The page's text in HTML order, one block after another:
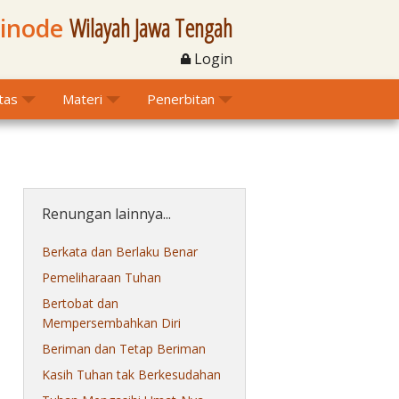
Wilayah Jawa Tengah
Login
Materi Penerbitan
Renungan lainnya...
Berkata dan Berlaku Benar
Pemeliharaan Tuhan
Bertobat dan
Mempersembahkan Diri
Beriman dan Tetap Beriman
Kasih Tuhan tak Berkesudahan